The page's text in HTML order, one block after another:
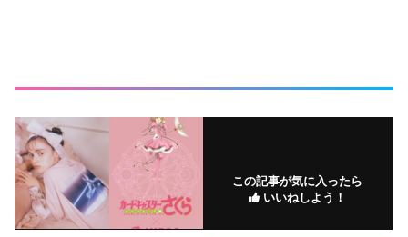
この記事が気に入ったら
いいねしよう！